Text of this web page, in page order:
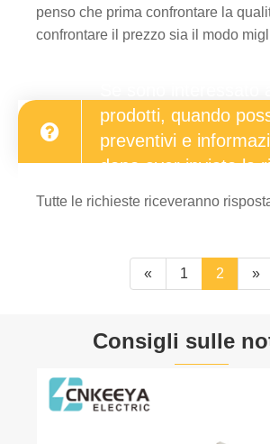
penso che prima confrontare la
confrontare il prezzo sia il modo
prodotti, quando
preventivi e
dopo aver inviato la
Tutte le richieste riceveranno
« 1 2 »
Consigli sulle